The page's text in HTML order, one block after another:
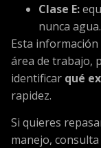
Clase E:
nunca agua.
Esta
área de trabajo,
identificar qué
rapidez.
Si quieres
manejo,